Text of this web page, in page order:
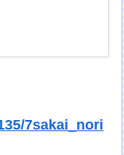
7sakai_nori